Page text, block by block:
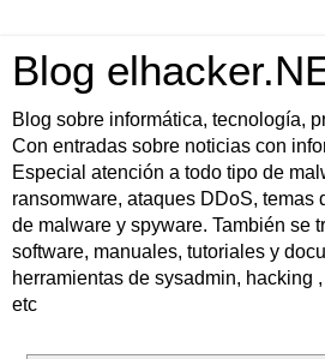
Blog
Blog sobre informática, tecnología,
Con entradas sobre noticias con
Especial atención a todo tipo de
ransomware, ataques DDoS, temas
de malware y spyware. También se
software, manuales, tutoriales y
herramientas de sysadmin, hacking
etc